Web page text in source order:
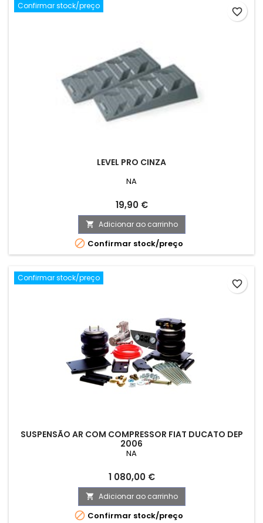
Confirmar stock/preço
LEVEL PRO CINZA
NA
Preço
19,90 €
 Adicionar ao carrinho
 Confirmar stock/preço
favorite_border
Confirmar stock/preço
SUSPENSÃO AR COM COMPRESSOR FIAT DUCATO DEP
2006
NA
Preço
1 080,00 €
 Adicionar ao carrinho
 Confirmar stock/preço
favorite_border